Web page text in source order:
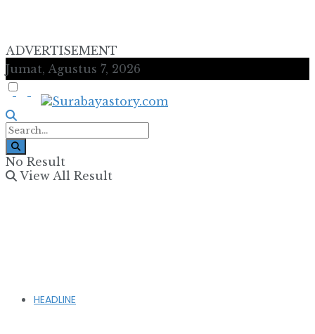
ADVERTISEMENT
Jumat, Agustus 7, 2026
No Result
View All Result
HEADLINE